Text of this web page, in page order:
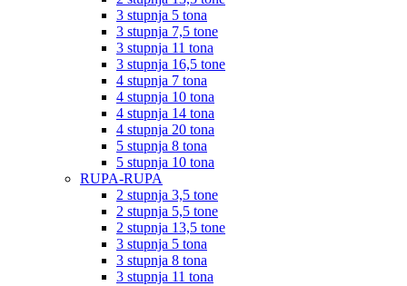
3 stupnja 5 tona
3 stupnja 7,5 tone
3 stupnja 11 tona
3 stupnja 16,5 tone
4 stupnja 7 tona
4 stupnja 10 tona
4 stupnja 14 tona
4 stupnja 20 tona
5 stupnja 8 tona
5 stupnja 10 tona
RUPA-RUPA
2 stupnja 3,5 tone
2 stupnja 5,5 tone
2 stupnja 13,5 tone
3 stupnja 5 tona
3 stupnja 8 tona
3 stupnja 11 tona